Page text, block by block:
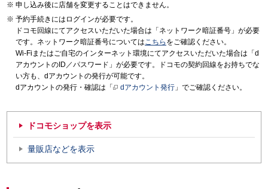
申し込み後に店舗を変更することはできません。
予約手続きにはログインが必要です。
ドコモ回線にてアクセスいただいた場合は「ネットワーク暗証番号」が必要
です。ネットワーク暗証番号についてはこちら をご確認ください。
Wi-Fiまたはご自宅のインターネット環境にてアクセスいただいた場合は「d
アカウントのID／パスワード」が必要です。ドコモの契約回線をお持ちでな
い方も、dアカウントの発行が可能です。
dアカウントの発行・確認は「
dアカウント発行 」でご確認ください。
ドコモショップを表示
量販店などを表示